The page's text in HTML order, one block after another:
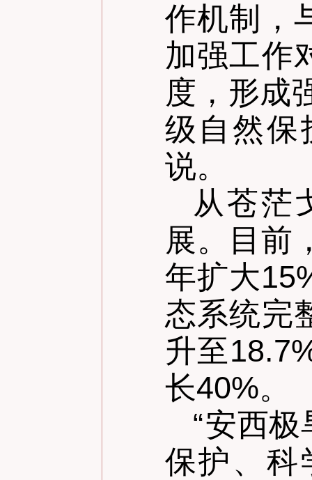
作机制，
加强工作
度，形成
级自然保
说。
从苍茫
展。目前
年扩大
态系统完
升至
长40%。
“安西极
保护、科